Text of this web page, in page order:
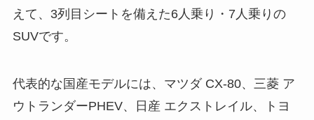
えて、3列目シートを備えた6人乗り・7人乗りの
SUVです。
代表的な国産モデルには、マツダ CX-80、三菱 ア
ウトランダーPHEV、日産 エクストレイル、トヨ